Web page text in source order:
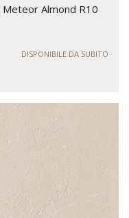
Almond R10
DISPONIBILE DA SUBITO